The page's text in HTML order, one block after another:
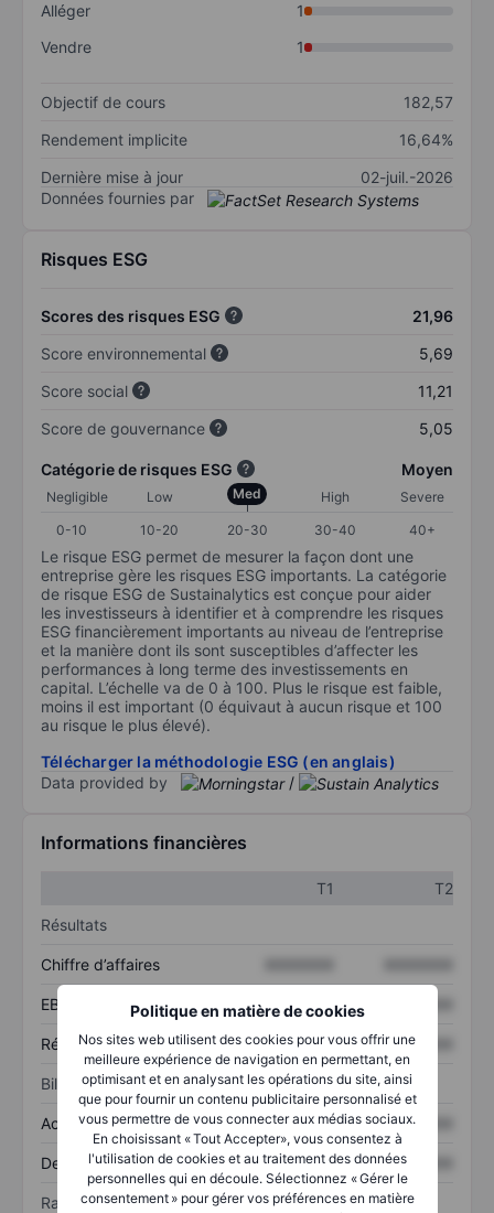
Politique en matière de cookies
Nos sites web utilisent des cookies pour vous offrir une
meilleure expérience de navigation en permettant, en
optimisant et en analysant les opérations du site, ainsi
que pour fournir un contenu publicitaire personnalisé et
vous permettre de vous connecter aux médias sociaux.
En choisissant « Tout Accepter», vous consentez à
l'utilisation de cookies et au traitement des données
personnelles qui en découle. Sélectionnez « Gérer le
consentement » pour gérer vos préférences en matière
Alléger
1
Vendre
1
Objectif de cours
182,57
Rendement implicite
16,64%
Dernière mise à jour
02-juil.-2026
Données fournies par
Risques ESG
Scores des risques ESG
21,96
Score environnemental
5,69
Score social
11,21
Score de gouvernance
5,05
Catégorie de risques ESG Moyen
Negligible Low Med High
Severe
0-10
10-20 20-30 30-40 40+
Le risque ESG permet de mesurer la façon dont une
entreprise gère les risques ESG importants. La catégorie
de risque ESG de Sustainalytics est conçue pour aider
les investisseurs à identifier et à comprendre les risques
ESG financièrement importants au niveau de l’entreprise
et la manière dont ils sont susceptibles d’affecter les
performances à long terme des investissements en
capital. L’échelle va de 0 à 100. Plus le risque est faible,
moins il est important (0 équivaut à aucun risque et 100
au risque le plus élevé).
Télécharger la méthodologie ESG (en anglais)
Data provided by
/
Informations financières
T1
T2
Résultats
Chiffre d’affaires
EBITDA XXXXXXX
Résultat net XXXXXXX XXXXXXX
Bilan
Actif total XXXXXXX XXXXXXX
Dette totale XXXXXXX XXXXXXX
Ratios